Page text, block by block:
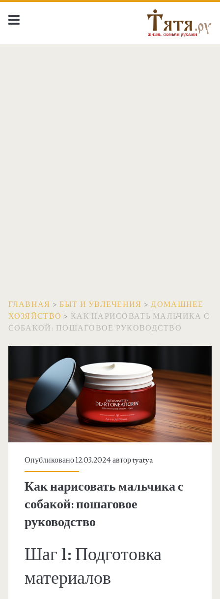
ГЛАВНАЯ >БЫТ И УВЛЕЧЕНИЯ >ДОМАШНЕЕ
ХОЗЯЙСТВО > КАК НАРИСОВАТЬ МАЛЬЧИКА С
СОБАКОЙ: ПОШАГОВОЕ РУКОВОДСТВО
Опубликовано 12.03.2024 авторtyatya
Как нарисовать мальчика с
собакой: пошаговое
руководство
Шаг 1: Подготовка
материалов